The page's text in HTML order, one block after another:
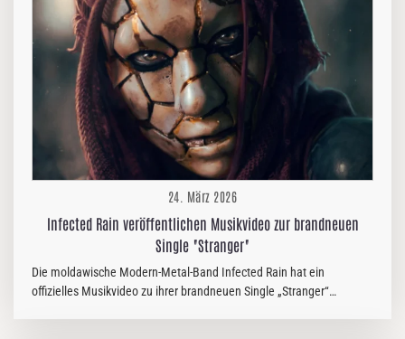
Wahrheiten hinterfragt. Von dort aus entwickelt sich „Apostasy“ zu
einer…
24. März 2026
Infected Rain veröffentlichen Musikvideo zur brandneuen
Single "Stranger"
Die moldawische Modern-Metal-Band Infected Rain hat ein
offizielles Musikvideo zu ihrer brandneuen Single „Stranger“